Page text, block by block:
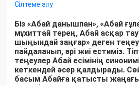
Сілтеме алу
Біз «Абай данышпан», «Абай
мұхиттай терең, Абай асқар
шыңындай заңғар» деген
пайдаланып, әрі жиі естиміз.
теңеулер Абай есімінің
кеткендей әсер қалдырады.
басым Абайға қатысты жаңағы